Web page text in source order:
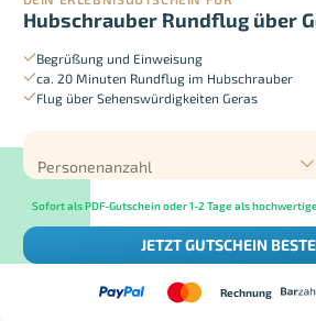
Hubschrauber Rundflug über
Begrüßung und Einweisung
ca. 20 Minuten Rundflug im Hubschrauber
Flug über Sehenswürdigkeiten Geras
Personenanzahl
Sofort als PDF-Gutschein oder 1-2 Tage als
JETZT GUTSCHEIN
Rechnung